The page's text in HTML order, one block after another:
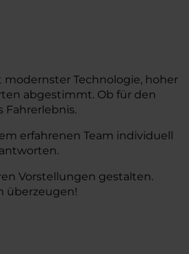
modernster Technologie, hoher
abgestimmt. Ob für den
Fahrerlebnis.
erfahrenen Team individuell
Vorstellungen gestalten.
überzeugen!